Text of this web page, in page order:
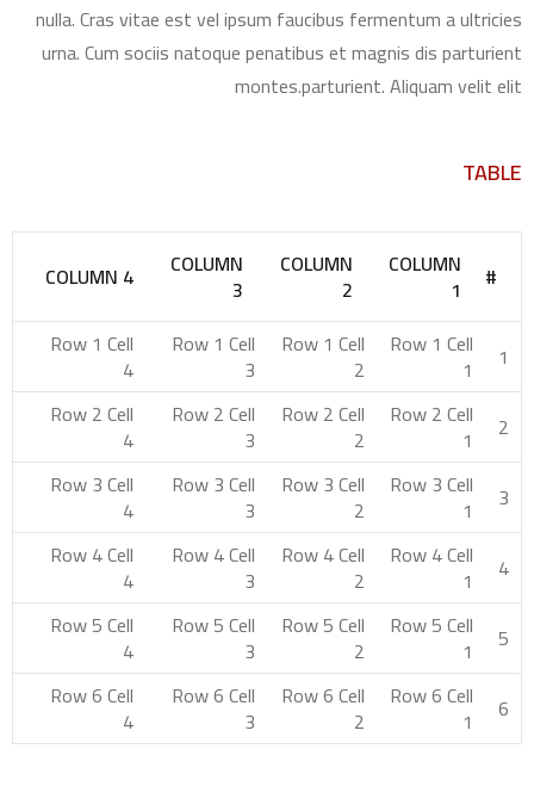
nulla. Cras vitae est vel ipsum faucibus fermentum a ultricies
urna. Cum sociis natoque penatibus et magnis dis parturient
montes.parturient. Aliquam velit elit
TABLE
#
COLUMN
1
COLUMN
2
COLUMN
3
COLUMN 4
1
Row 1 Cell
1
Row 1 Cell
2
Row 1 Cell
3
Row 1 Cell
4
2
Row 2 Cell
1
Row 2 Cell
2
Row 2 Cell
3
Row 2 Cell
4
3
Row 3 Cell
1
Row 3 Cell
2
Row 3 Cell
3
Row 3 Cell
4
4
Row 4 Cell
1
Row 4 Cell
2
Row 4 Cell
3
Row 4 Cell
4
5
Row 5 Cell
1
Row 5 Cell
2
Row 5 Cell
3
Row 5 Cell
4
6
Row 6 Cell
1
Row 6 Cell
2
Row 6 Cell
3
Row 6 Cell
4